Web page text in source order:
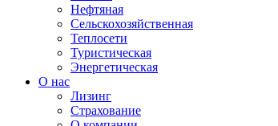
Нефтяная
Сельскохозяйственная
Теплосети
Туристическая
Энергетическая
О нас
Лизинг
Страхование